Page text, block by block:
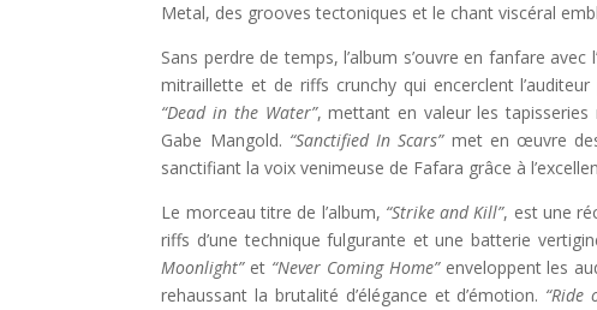
Metal, des grooves tectoniques et le chant viscéral
Sans perdre de temps, l’album s’ouvre en fanfare avec
mitraillette et de riffs crunchy qui encerclent
“Dead in the Water”, mettant en valeur les
Gabe Mangold. “Sanctified In Scars”met en œuvre des
sanctifiant la voix venimeuse de Fafara grâce à
Le morceau titre de l’album, “Strike and Kill”, est une
riffs d’une technique fulgurante et une batterie
Moonlight”et “Never Coming Home”enveloppent les
rehaussant la brutalité d’élégance et d’émotion. “Ride